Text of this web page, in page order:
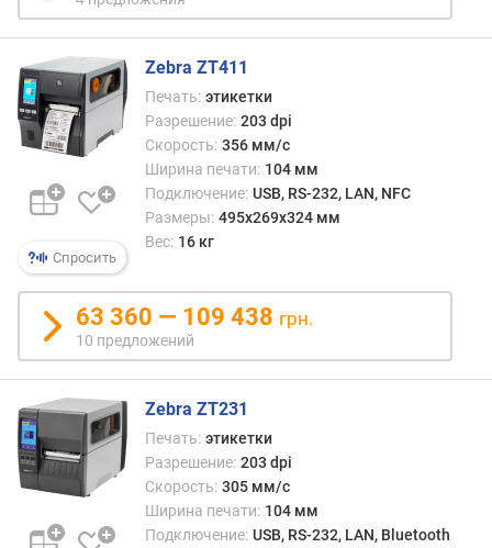
(
м
м
)
м
а
с
.
и
м
е
р
р
у
о
Спросить
Zebra ZT411
Печать: этикетки
Разрешение: 203 dpi
Скорость: 356 мм/с
Ширина печати: 104 мм
Подключение: USB, RS-232, LAN, NFC
Размеры: 495х269х324 мм
Вес: 16 кг
63 360 — 109 438 грн.
10 предложений
Zebra ZT231
Печать: этикетки
Разрешение: 203 dpi
Скорость: 305 мм/с
Ширина печати: 104 мм
Подключение: USB, RS-232, LAN, Bluetooth